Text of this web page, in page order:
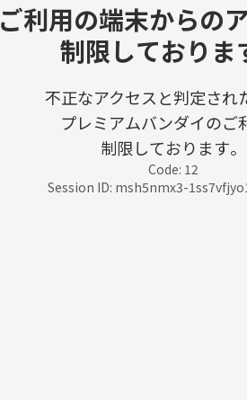
ご利用の端末からの
制限しておりま
不正なアクセスと判定され
プレミアムバンダイのご
制限しております。
Code: 12
Session ID: msh5nmx3-